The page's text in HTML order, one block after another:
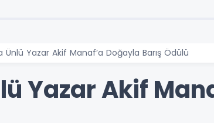
Ünlü Yazar Akif Manaf’a Doğayla Barış Ödülü
Yazar Akif